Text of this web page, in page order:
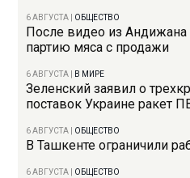
6 АВГУСТА ОБЩЕСТВО
После видео из Андижана
партию мяса с продажи
6 АВГУСТА В МИРЕ
Зеленский заявил о
поставок Украине ракет
6 АВГУСТА ОБЩЕСТВО
В Ташкенте ограничили
6 АВГУСТА ОБЩЕСТВО